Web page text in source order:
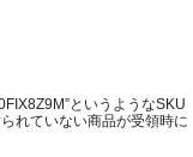
というようなSKU
れていない商品が受領時に